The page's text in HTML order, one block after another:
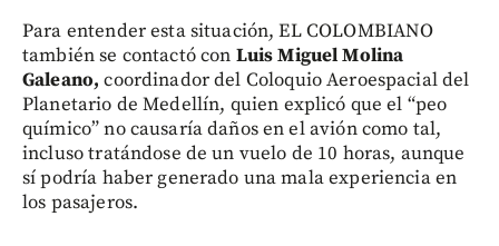
Para entender esta situación, EL COLOMBIANO
también se contactó con Luis Miguel Molina
Galeano,coordinador del Coloquio Aeroespacial del
Planetario de Medellín, quien explicó que el “peo
químico” no causaría daños en el avión como tal,
incluso tratándose de un vuelo de 10 horas, aunque
sí podría haber generado una mala experiencia en
los pasajeros.